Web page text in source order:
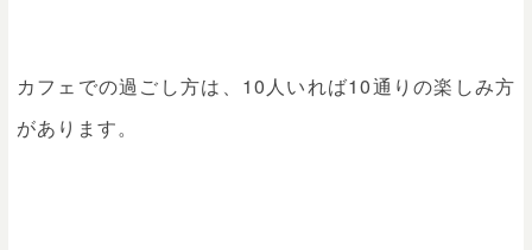
カフェでの過ごし方は、10人いれば10通りの楽しみ方
があります。